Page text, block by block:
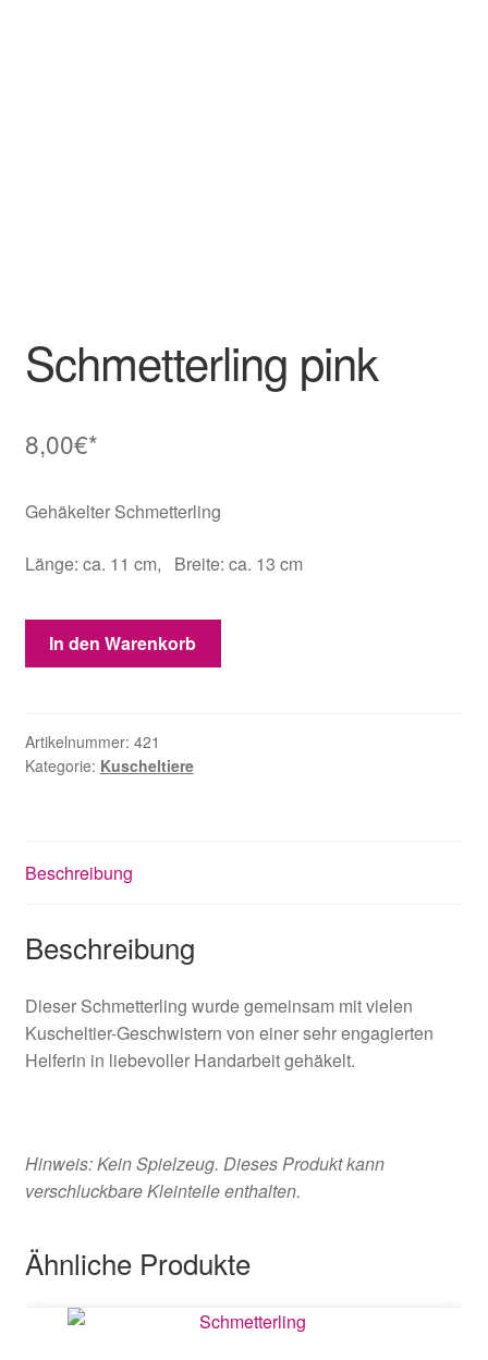
Schmetterling pink
8,00€*
Gehäkelter Schmetterling
Länge: ca. 11 cm, Breite: ca. 13 cm
Schmetterling
pink
In den Warenkorb
Artikelnummer: 421
Kategorie: Kuscheltiere
Beschreibung
Beschreibung
Dieser Schmetterling wurde gemeinsam mit vielen
Kuscheltier-Geschwistern von einer sehr engagierten
Helferin in liebevoller Handarbeit gehäkelt.
Hinweis: Kein Spielzeug. Dieses Produkt kann
verschluckbare Kleinteile enthalten.
Ähnliche Produkte